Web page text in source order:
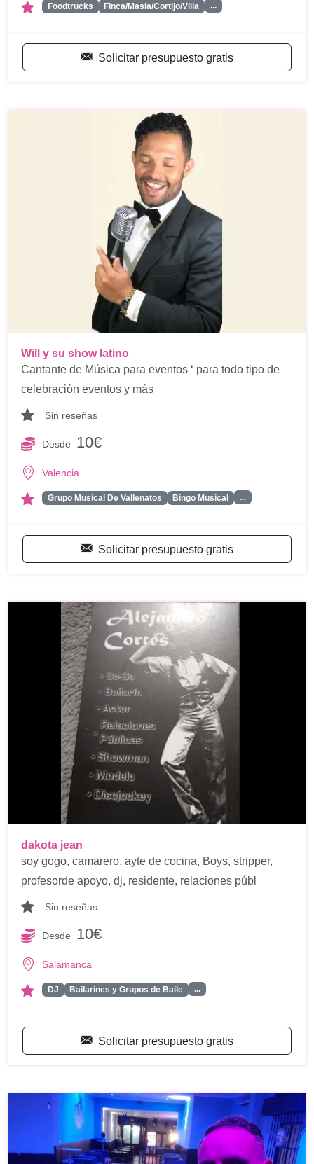
Foodtrucks Finca/Masia/Cortijo/Villa ...
Solicitar presupuesto gratis
Will y su show latino
Cantante de Música para eventos ‘ para todo tipo de
celebración eventos y más
Sin reseñas
Desde 10€
Valencia
Grupo Musical De Vallenatos Bingo Musical ...
Solicitar presupuesto gratis
dakota jean
soy gogo, camarero, ayte de cocina, Boys, stripper,
profesorde apoyo, dj, residente, relaciones públ
Sin reseñas
Desde 10€
Salamanca
DJ Bailarines y Grupos de Baile ...
Solicitar presupuesto gratis